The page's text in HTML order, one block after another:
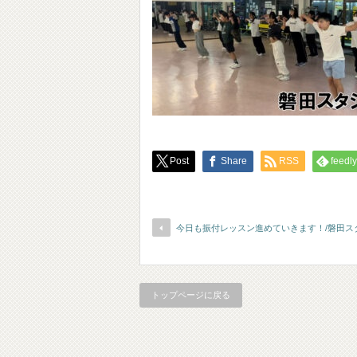
Post Share RSS feedly
今日も振付レッスン進めていきます！/磐田ス
トップページに戻る